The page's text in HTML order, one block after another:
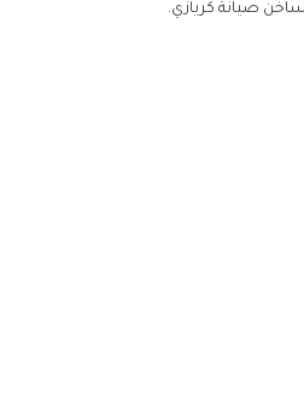
صيانة كريازي.